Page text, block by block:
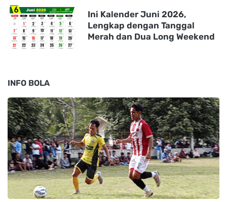
Ini Kalender Juni 2026,
Lengkap dengan Tanggal
Merah dan Dua Long Weekend
INFO BOLA